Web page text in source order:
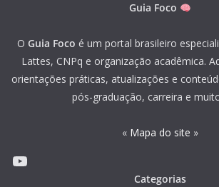
Guia Foco
O Guia Foco é um portal brasileiro
Lattes, CNPq e organização acadêmica.
orientações práticas, atualizações e
pós-graduação, carreira e
« Mapa do site »
Youtube
Categorias